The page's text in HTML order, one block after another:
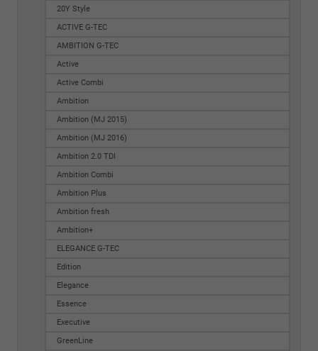
20Y Style
ACTIVE G-TEC
AMBITION G-TEC
Active
Active Combi
Ambition
Ambition (MJ 2015)
Ambition (MJ 2016)
Ambition 2.0 TDI
Ambition Combi
Ambition Plus
Ambition fresh
Ambition+
ELEGANCE G-TEC
Edition
Elegance
Essence
Executive
GreenLine